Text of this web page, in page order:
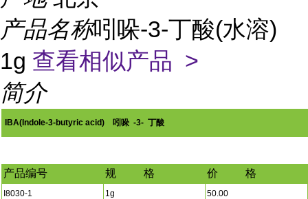
产品名称吲哚-3-丁酸(水溶)
1g 查看相似产品 >
简介
IBA(Indole-3-butyric acid) 吲哚 -3- 丁酸
产品编号 规 格 价 格
I8030-1 1g
50.00